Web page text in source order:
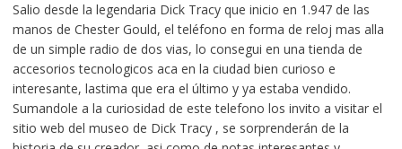
Salio desde la legendaria Dick Tracy que inicio en 1.947 de las
manos de Chester Gould, el teléfono en forma de reloj mas alla
de un simple radio de dos vias, lo consegui en una tienda de
accesorios tecnologicos aca en la ciudad bien curioso e
interesante, lastima que era el último y ya estaba vendido.
Sumandole a la curiosidad de este telefono los invito a visitar el
sitio web del museo de Dick Tracy , se sorprenderán de la